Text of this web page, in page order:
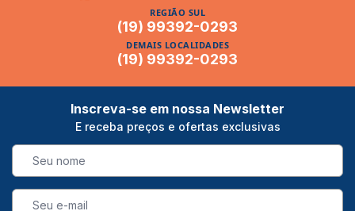
REGIÃO SUL
(19) 99392-0293
DEMAIS LOCALIDADES
(19) 99392-0293
Inscreva-se em nossa Newsletter
E receba preços e ofertas exclusivas